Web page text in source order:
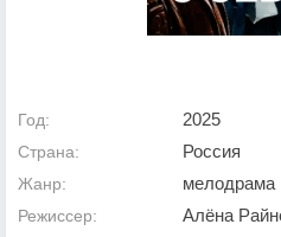
Год: 2025
Страна: Россия
Жанр: мелодрама
Режиссер: Алёна